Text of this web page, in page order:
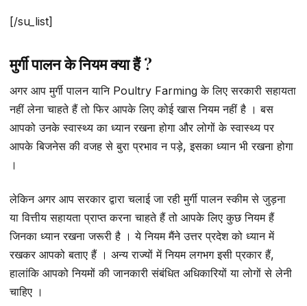
[/su_list]
मुर्गी पालन के नियम क्या हैं ?
अगर आप मुर्गी पालन यानि Poultry Farming के लिए सरकारी सहायता
नहीं लेना चाहते हैं तो फिर आपके लिए कोई खास नियम नहीं है । बस
आपको उनके स्वास्थ्य का ध्यान रखना होगा और लोगों के स्वास्थ्य पर
आपके बिजनेस की वजह से बुरा प्रभाव न पड़े, इसका ध्यान भी रखना होगा
।
लेकिन अगर आप सरकार द्वारा चलाई जा रही मुर्गी पालन स्कीम से जुड़ना
या वित्तीय सहायता प्राप्त करना चाहते हैं तो आपके लिए कुछ नियम हैं
जिनका ध्यान रखना जरूरी है । ये नियम मैंने उत्तर प्रदेश को ध्यान में
रखकर आपको बताए हैं । अन्य राज्यों में नियम लगभग इसी प्रकार हैं,
हालांकि आपको नियमों की जानकारी संबंधित अधिकारियों या लोगों से लेनी
चाहिए ।